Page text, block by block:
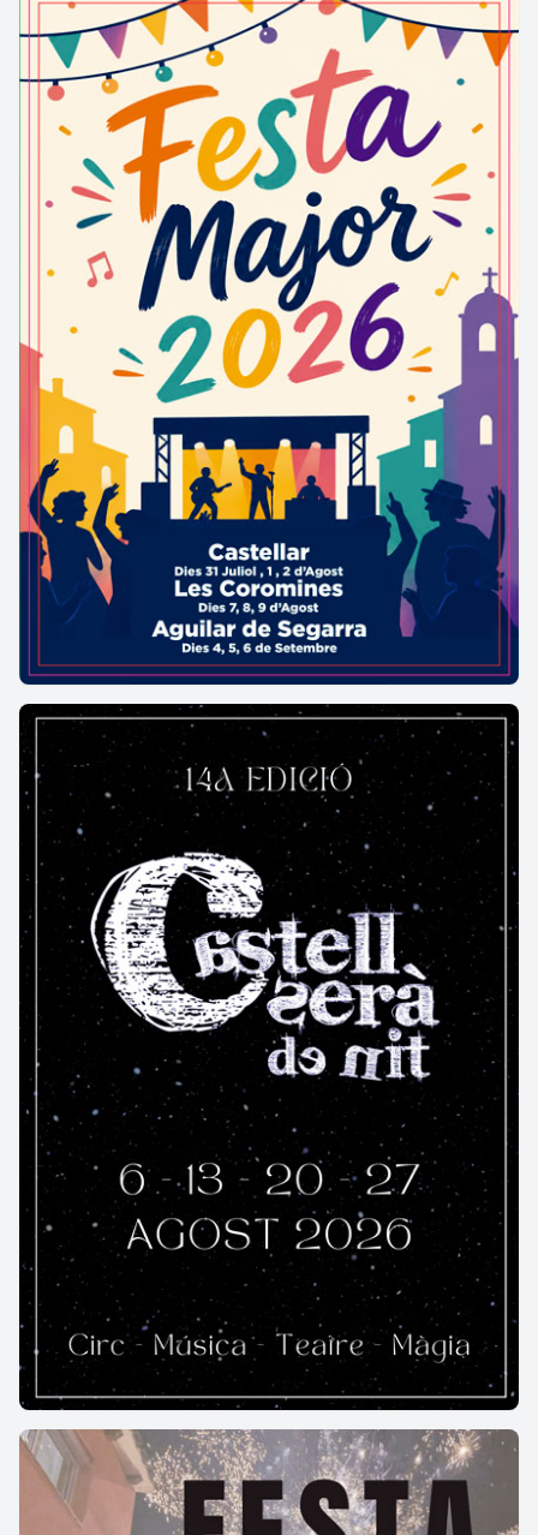
Setembre de 1925 i acabaren per la Festa Major de
l’any següent.
En aquell moment, l’arrelament de la societat al
poble sembla ser que era força important, ja que
sabem que comptava amb 153 socis familiars, és a
dir, aproximadament la meitat de les famílies dels
Hostalets.
Acabada la Guerra Civil, l’any 1939, el Casal hagué
d´adoptar diferents noms: "Centro Recreativo de la
Falange Española de las Jons" (1939), "Casino
Nacional" (1940), "Centro Cultural Recreativo"
(1958), abans de retornar al seu nom original l’any
1988.